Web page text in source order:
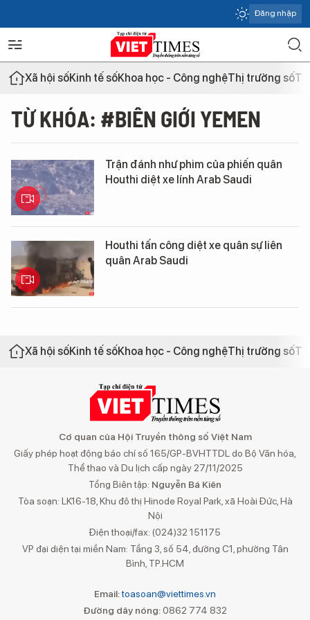
Đăng nhập
Xã hội sốKinh tế sốKhoa học - Công nghệThị trường số
TỪ KHÓA: #BIÊN GIỚI YEMEN
Trận đánh như phim của phiến quân
Houthi diệt xe lính Arab Saudi
Houthi tấn công diệt xe quân sự liên
quân Arab Saudi
Xã hội sốKinh tế sốKhoa học - Công nghệThị trường số
Cơ quan của Hội Truyền thông số Việt Nam
Giấy phép hoạt động báo chí số 165/GP-BVHTTDL do Bộ Văn hóa,
Thể thao và Du lịch cấp ngày 27/11/2025
Tổng Biên tập: Nguyễn Bá Kiên
Tòa soạn: LK16-18, Khu đô thị Hinode Royal Park, xã Hoài Đức, Hà
Nội
Điện thoại/fax: (024)32 151175
VP đại diện tại miền Nam: Tầng 3, số 54, đường C1, phường Tân
Bình, TP.HCM
Email:toasoan@viettimes.vn
Đường dây nóng: 0862 774 832